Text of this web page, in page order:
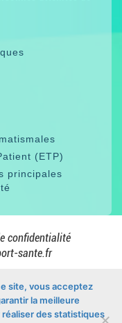
(ETP)
principales
confidentialité
sante.fr
site, vous acceptez
la meilleure
des statistiques